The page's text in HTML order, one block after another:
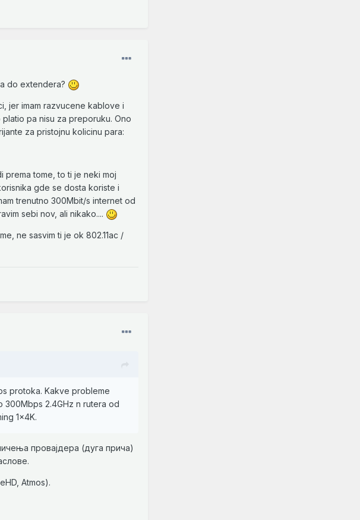
do extendera?
jer imam razvucene kablove i
pa nisu za preporuku. Ono
za pristojnu kolicinu para:
prema tome, to ti je neki moj
gde se dosta koriste i
trenutno 300Mbit/s internet od
sebi nov, ali nikako....
ne sasvim ti je ok 802.11ac /
protoka. Kakve probleme
300Mbps 2.4GHz n rutera od
1x4K.
провајдера (дуга прича)
Atmos).